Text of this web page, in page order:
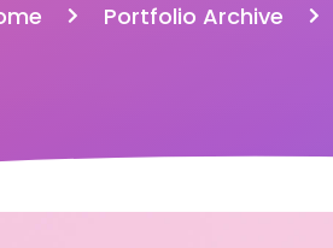
Portfolio Archive